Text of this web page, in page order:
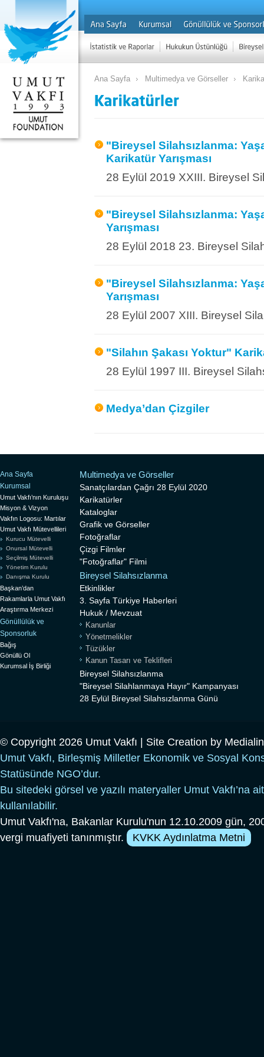
Ana Sayfa Multimedya ve Görseller
"Bireysel Silahsızlanma:
Karikatür Yarışması
28 Eylül 2019 XXIII. Bireysel
"Bireysel Silahsızlanma:
Yarışması
28 Eylül 2018 23. Bireysel
"Bireysel Silahsızlanma:
Yarışması
28 Eylül 2007 XIII. Bireysel
"Silahın Şakası Yoktur"
28 Eylül 1997 III. Bireysel
Medya’dan Çizgiler
Ana Sayfa
Kurumsal
Umut Vakfı’nın Kuruluşu
Misyon & Vizyon
Vakfın Logosu: Martılar
Umut Vakfı Mütevellileri
Kurucu Mütevelli
Onursal Mütevelli
Seçilmiş Mütevelli
Yönetim Kurulu
Danışma Kurulu
Başkan’dan
Rakamlarla Umut Vakfı
Araştırma Merkezi
Gönüllülük ve
Sponsorluk
Bağış
Gönüllü Ol
Kurumsal İş Birliği
Multimedya ve Görseller
Sanatçılardan Çağrı 28 Eylül 2020
Karikatürler
Kataloglar
Grafik ve Görseller
Fotoğraflar
Çizgi Filmler
"Fotoğraflar" Filmi
Bireysel Silahsızlanma
Etkinlikler
3. Sayfa Türkiye Haberleri
Hukuk / Mevzuat
Kanunlar
Yönetmelikler
Tüzükler
Kanun Tasarı ve Teklifleri
Bireysel Silahsızlanma
"Bireysel Silahlanmaya Hayır" Kampanyası
28 Eylül Bireysel Silahsızlanma Günü
© Copyright 2026 Umut Vakfı | Site Creation by
Umut Vakfı, Birleşmiş Milletler Ekonomik ve Sosyal
Statüsünde NGO’dur.
Bu sitedeki görsel ve yazılı materyaller Umut Vakfı’na
kullanılabilir.
Umut Vakfı'na, Bakanlar Kurulu'nun 12.10.2009 gün,
vergi muafiyeti tanınmıştır.
KVKK Aydınlatma Metni